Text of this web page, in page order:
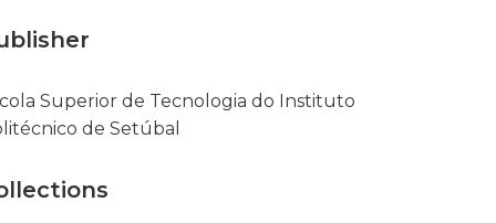
Superior de Tecnologia do Instituto
de Setúbal